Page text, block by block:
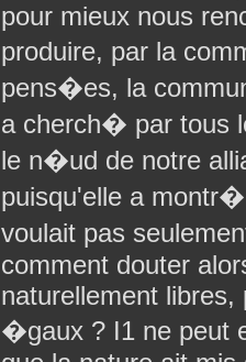
pour mieux nous
produire, par la
pens�es, la
a cherch� par tous
le n�ud de notre
puisqu'elle a
voulait pas
comment douter
naturellement
�gaux ? I1 ne peut